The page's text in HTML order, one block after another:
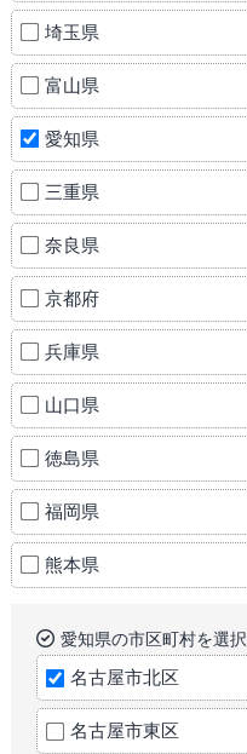
埼玉県
富山県
愛知県
三重県
奈良県
京都府
兵庫県
山口県
徳島県
福岡県
熊本県
愛知県の市区町村を選択
名古屋市北区
名古屋市東区